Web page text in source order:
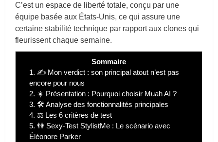
C’est un espace de liberté totale, conçu par une
équipe basée aux États-Unis, ce qui assure une
certaine stabilité technique par rapport aux clones qui
fleurissent chaque semaine.
Sommaire
1. ✍️ Mon verdict : son principal atout n’est pas
encore pour nous
2. ☀️ Présentation : Pourquoi choisir Muah AI ?
3. 🛠️ Analyse des fonctionnalités principales
4. ⚖️ Les 6 critères de test
5. 👫 Sexy-Test StylistMe : Le scénario avec
Éléonore Parker